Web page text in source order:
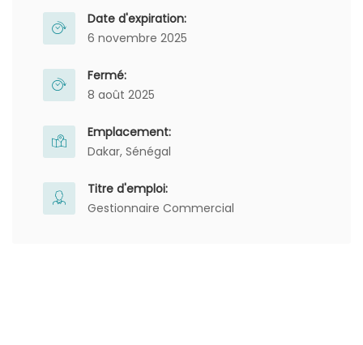
Date d'expiration:
6 novembre 2025
Fermé:
8 août 2025
Emplacement:
Dakar, Sénégal
Titre d'emploi:
Gestionnaire Commercial